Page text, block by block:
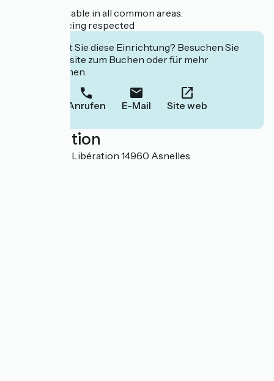
Freezing available in all common areas.
Social distancing respected
Interessiert Sie diese Einrichtung? Besuchen Sie
deren Website zum Buchen oder für mehr
Informationen.
Anrufen E-Mail Site web
Localisation
Avenue de La Libération 14960 Asnelles